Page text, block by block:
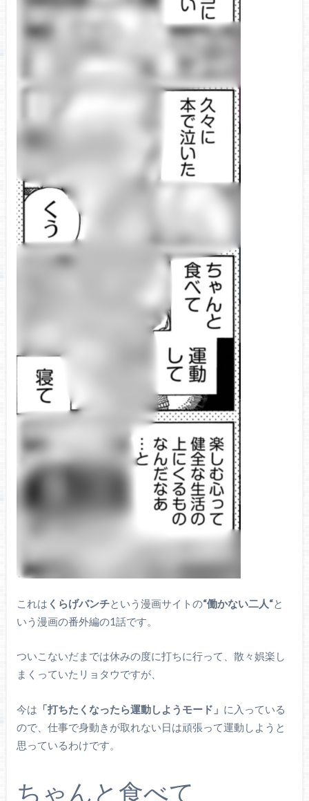
これは くらげバンチという漫画サイトの“働かない二人“と
いう漫画の番外編の1話です。
ついこないだまでは休みの度に打ちに行って、散々娯楽し
まくっていたリョタウですが、
今は 「打ちたくなったら運動しようモード」 に入っている
ので、仕事で身動きが取れない日は頑張って運動しようと
思っているわけです。
ちゃんと食べて